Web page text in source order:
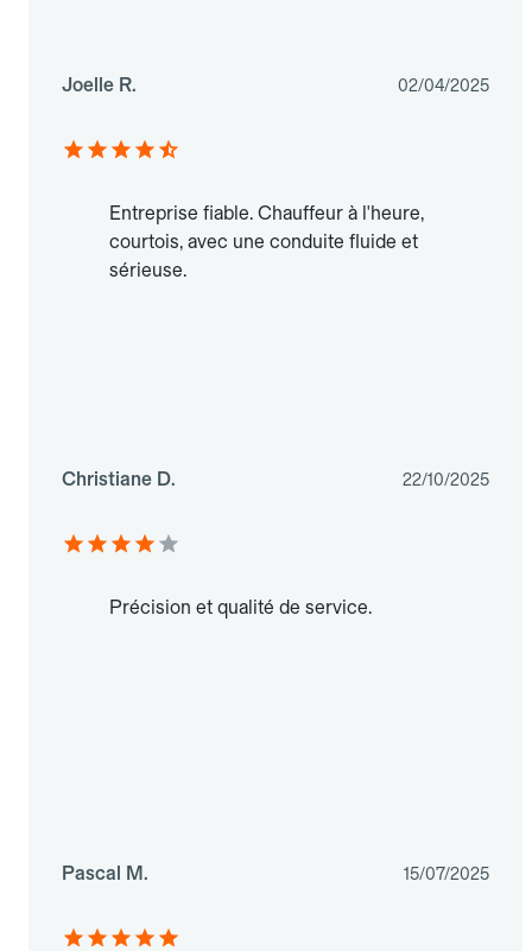
Joelle R. 02/04/2025
Entreprise fiable. Chauffeur à l'heure,
courtois, avec une conduite fluide et
sérieuse.
Christiane D. 22/10/2025
Précision et qualité de service.
Pascal M. 15/07/2025